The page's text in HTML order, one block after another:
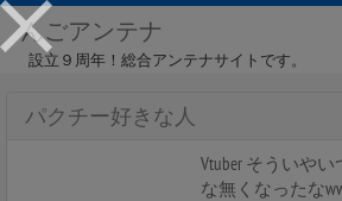
んごアンテナ
設立９周年！総合アンテナサイトです。
パクチー好きな人
Vtuber そういや
な無くなったな